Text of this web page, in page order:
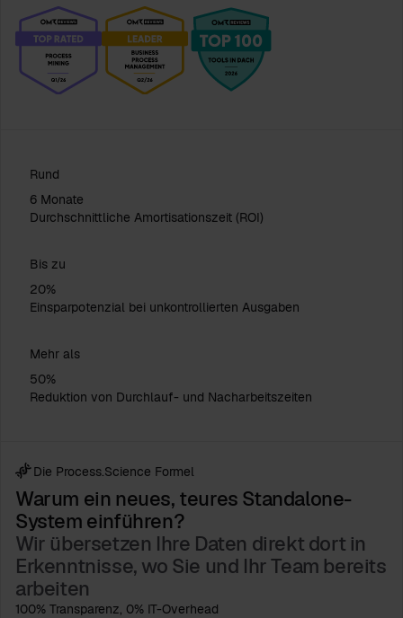
Rund
6 Monate
Durchschnittliche Amortisationszeit (ROI)
Bis zu
20%
Einsparpotenzial bei unkontrollierten Ausgaben
Mehr als
50%
Reduktion von Durchlauf- und Nacharbeitszeiten
Die Process.Science Formel
Warum ein neues, teures Standalone-
System einführen?
Wir übersetzen Ihre Daten direkt dort in
Erkenntnisse, wo Sie und Ihr Team bereits
arbeiten
100% Transparenz, 0% IT-Overhead